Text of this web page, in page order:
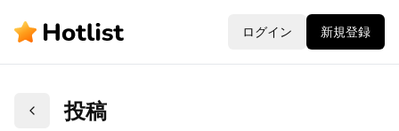
ログイン 新規登録
戻る 投稿